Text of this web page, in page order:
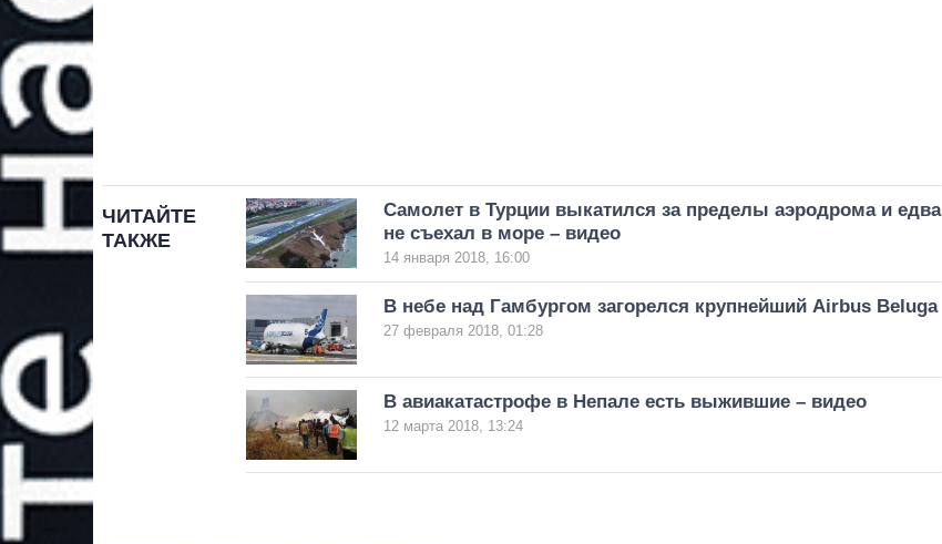
ЧИТАЙТЕ
ТАКЖЕ
Самолет в Турции выкатился за пределы аэродрома и едва
не съехал в море – видео
14 января 2018, 16:00
В небе над Гамбургом загорелся крупнейший Airbus Beluga
27 февраля 2018, 01:28
В авиакатастрофе в Непале есть выжившие – видео
12 марта 2018, 13:24